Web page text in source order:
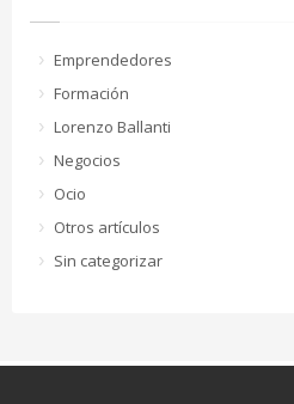
Emprendedores
Formación
Lorenzo Ballanti
Negocios
Ocio
Otros artículos
Sin categorizar